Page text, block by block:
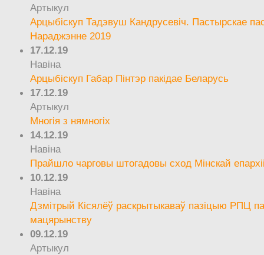
Артыкул
Арцыбіскуп Тадэвуш Кандрусевіч. Пастырскае
Нараджэнне 2019
17.12.19
Навіна
Арцыбіскуп Габар Пінтэр пакідае Беларусь
17.12.19
Артыкул
Многія з нямногіх
14.12.19
Навіна
Прайшло чарговы штогадовы сход Мінскай
10.12.19
Навіна
Дзмітрый Кісялёў раскрытыкаваў пазіцыю РПЦ
мацярынству
09.12.19
Артыкул